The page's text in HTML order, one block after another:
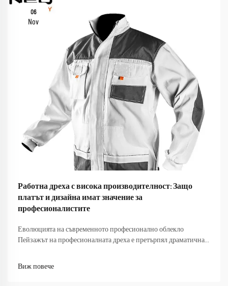
06
Nov
Работна дреха с висока производителност: Защо
платът и дизайна имат значение за
професионалистите
Еволюцията на съвременното професионално облекло
Пейзажът на професионалната дреха е претърпял драматична
Виж повече